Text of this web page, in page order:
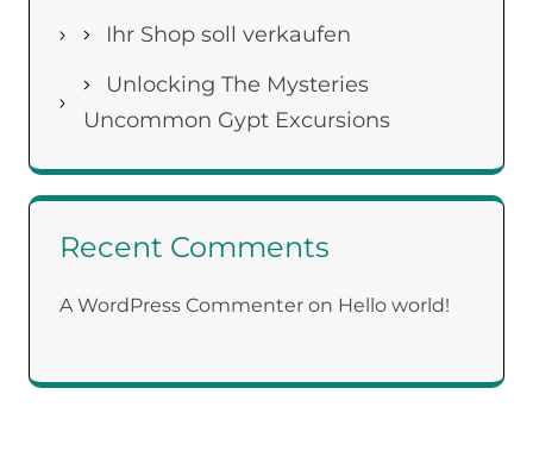
Ihr Shop soll verkaufen
Unlocking The Mysteries
Uncommon Gypt Excursions
Recent Comments
A WordPress Commenter on Hello world!